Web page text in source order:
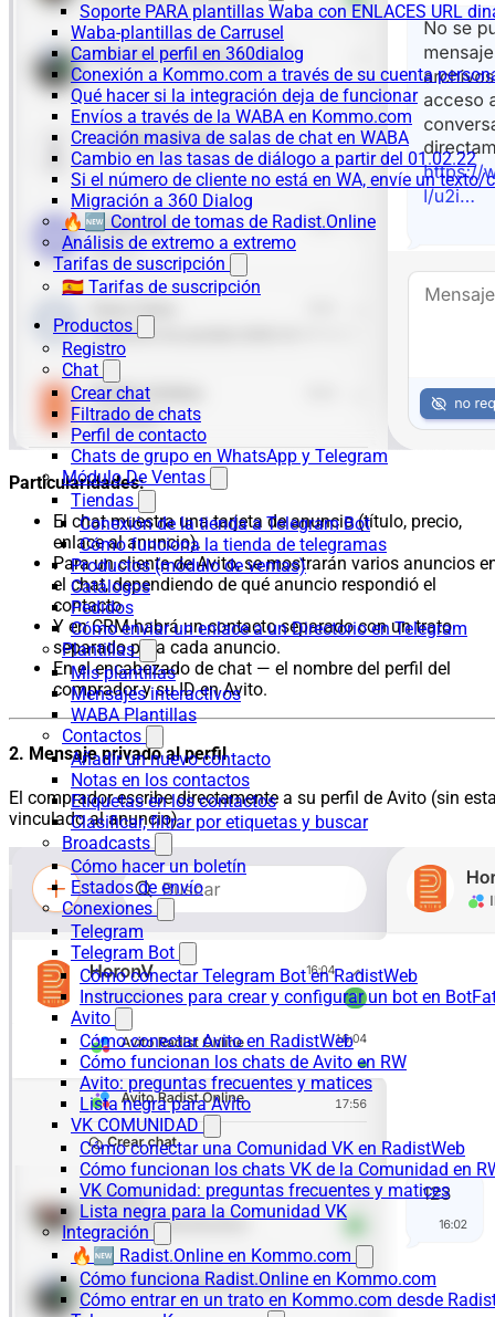
Soporte PARA plantillas Waba con ENLACES URL
Waba-plantillas de Carrusel
Cambiar el perfil en 360dialog
Conexión a Kommo.com a través de su cuenta
Qué hacer si la integración deja de funcionar
Envíos a través de la WABA en Kommo.com
Creación masiva de salas de chat en WABA
Cambio en las tasas de diálogo a partir del 01.02.22
Si el número de cliente no está en WA, envíe un
Migración a 360 Dialog
🔥🆕 Control de tomas de Radist.Online
Análisis de extremo a extremo
Tarifas de suscripción
🇪🇸 Tarifas de suscripción
Productos
Registro
Chat
Crear chat
Filtrado de chats
Perfil de contacto
Chats de grupo en WhatsApp y Telegram
Módulo De Ventas
Tiendas
Conexión de la tienda a Telegram Bot
Cómo funciona la tienda de telegramas
Productos (módulo de ventas)
Catálogos
Pedidos
Cómo enviar un enlace a un Directorio en Telegram
Plantillas
Mis plantillas
Mensajes interactivos
WABA Plantillas
Contactos
Añadir un nuevo contacto
Notas en los contactos
Etiquetas en los contactos
Clasificar, filtrar por etiquetas y buscar
Broadcasts
Cómo hacer un boletín
Estados de envío
Conexiones
Telegram
Telegram Bot
Cómo conectar Telegram Bot en RadistWeb
Instrucciones para crear y configurar un bot en
Avito
Cómo conectar Avito en RadistWeb
Cómo funcionan los chats de Avito en RW
Avito: preguntas frecuentes y matices
Lista negra para Avito
VK COMUNIDAD
Cómo conectar una Comunidad VK en RadistWeb
Cómo funcionan los chats VK de la Comunidad en
VK Comunidad: preguntas frecuentes y matices
Lista negra para la Comunidad VK
Integración
🔥🆕 Radist.Online en Kommo.com
Cómo funciona Radist.Online en Kommo.com
Cómo entrar en un trato en Kommo.com desde
Particularidades:
El chat muestra una tarjeta de anuncio (título, precio,
enlace al anuncio).
Para un cliente de Avito, se mostrarán varios anuncios
el chat, dependiendo de qué anuncio respondió el
contacto
Y en CRM habrá un contacto separado con un trato
separado para cada anuncio.
En el encabezado de chat — el nombre del perfil del
comprador y su ID en Avito.
2. Mensaje privado al perfil
El comprador escribe directamente a su perfil de Avito (sin
vinculado al anuncio).